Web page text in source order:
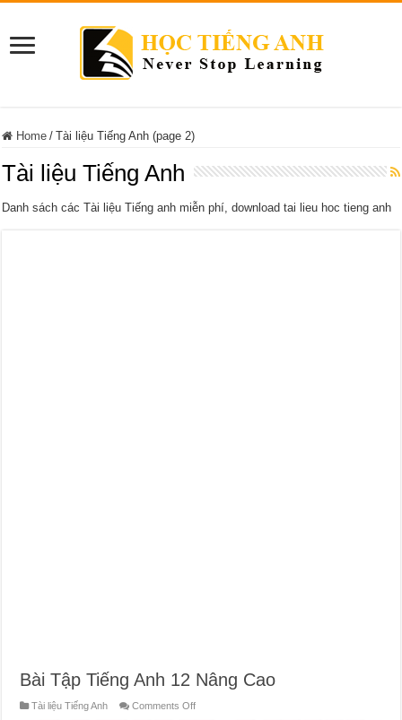
Home / Tài liệu Tiếng Anh (page 2)
Tài liệu Tiếng Anh
Danh sách các Tài liệu Tiếng anh miễn phí, download tai lieu hoc tieng anh
Bài Tập Tiếng Anh 12 Nâng Cao
Tài liệu Tiếng Anh Comments Offon